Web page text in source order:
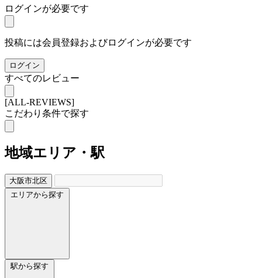
ログインが必要です
投稿には会員登録およびログインが必要です
ログイン
すべてのレビュー
[ALL-REVIEWS]
こだわり条件で探す
地域エリア・駅
大阪市北区
エリアから探す
駅から探す